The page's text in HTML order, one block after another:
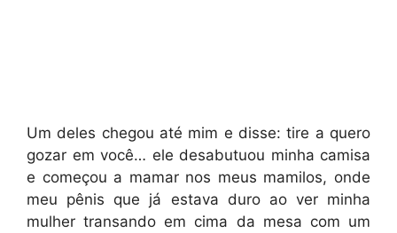
Um deles chegou até mim e disse: tire a quero
gozar em você… ele desabutuou minha camisa
e começou a mamar nos meus mamilos, onde
meu pênis que já estava duro ao ver minha
mulher transando em cima da mesa com um